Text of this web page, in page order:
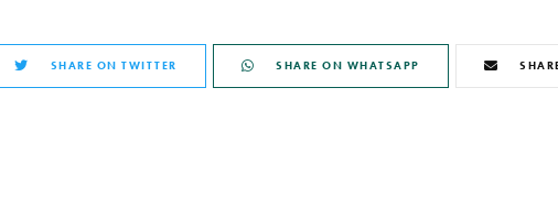
SHARE ON TWITTER SHARE ON WHATSAPP